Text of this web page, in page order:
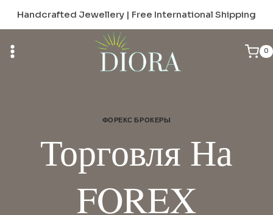
content
Handcrafted Jewellery | Free International Shipping
0
ФОРЕКС БРОКЕРЫ
Торговля На
FOREX